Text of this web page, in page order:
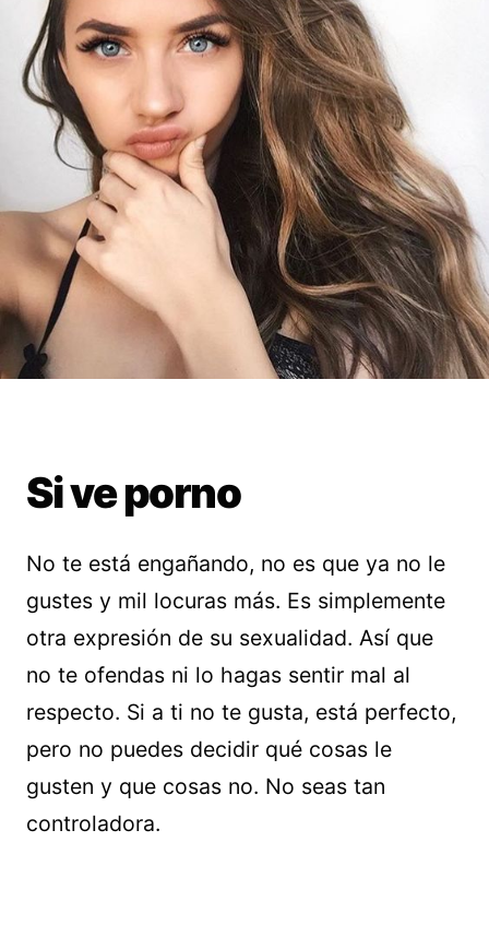
Si ve porno
No te está engañando, no es que ya no le
gustes y mil locuras más. Es simplemente
otra expresión de su sexualidad. Así que
no te ofendas ni lo hagas sentir mal al
respecto. Si a ti no te gusta, está perfecto,
pero no puedes decidir qué cosas le
gusten y que cosas no. No seas tan
controladora.